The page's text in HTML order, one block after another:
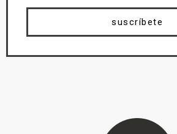
suscríbete